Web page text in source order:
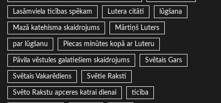
Lasāmviela ticības spēkam Lutera citāti lūgšana
Mazā katehisma skaidrojums Mārtiņš Luters
par lūgšanu Piecas minūtes kopā ar Luteru
Pāvila vēstules galatiešiem skaidrojums Svētais Gars
Svētais Vakarēdiens Svētie Raksti
Svēto Rakstu apceres katrai dienai ticība